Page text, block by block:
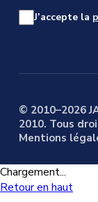
J’accepte la
© 2010–2026
2010. Tous
Mentions
Chargement...
Retour en haut